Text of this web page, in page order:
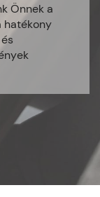
Önnek a
hatékony